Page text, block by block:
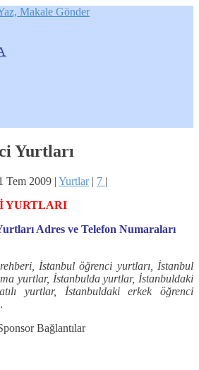
Yurtları
Tem 2009 | Yurtlar| 7 |
YURTLARI
Adres ve Telefon Numaraları
İstanbul öğrenci yurtları, İstanbul
yurtlar, İstanbulda yurtlar, İstanbuldaki
yurtlar, İstanbuldaki erkek öğrenci
Bağlantılar